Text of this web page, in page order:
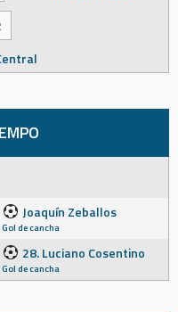
Joaquín Zeballos
Gol de cancha
28. Luciano Cosentino
Gol de cancha